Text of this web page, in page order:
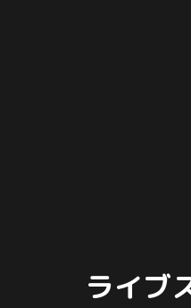
ライブ